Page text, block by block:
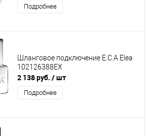
Подробнее
Шланговое подключение E.C.A Elea
102126388EX
2 138 руб. / шт
Подробнее